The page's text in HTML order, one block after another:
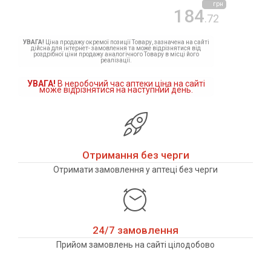
184.72
грн
УВАГА! Ціна продажу окремої позиції Товару, зазначена на сайті
дійсна для інтернет- замовлення та може відрізнятися від
роздрібної ціни продажу аналогічного Товару в місці його
реалізації.
УВАГА! В неробочий час аптеки ціна на сайті
може відрізнятися на наступний день.
Отримання без черги
Отримати замовлення у аптеці без черги
24/7 замовлення
Прийом замовлень на сайті цілодобово